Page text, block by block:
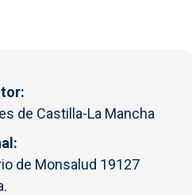
de Castilla-La Mancha
de Monsalud 19127